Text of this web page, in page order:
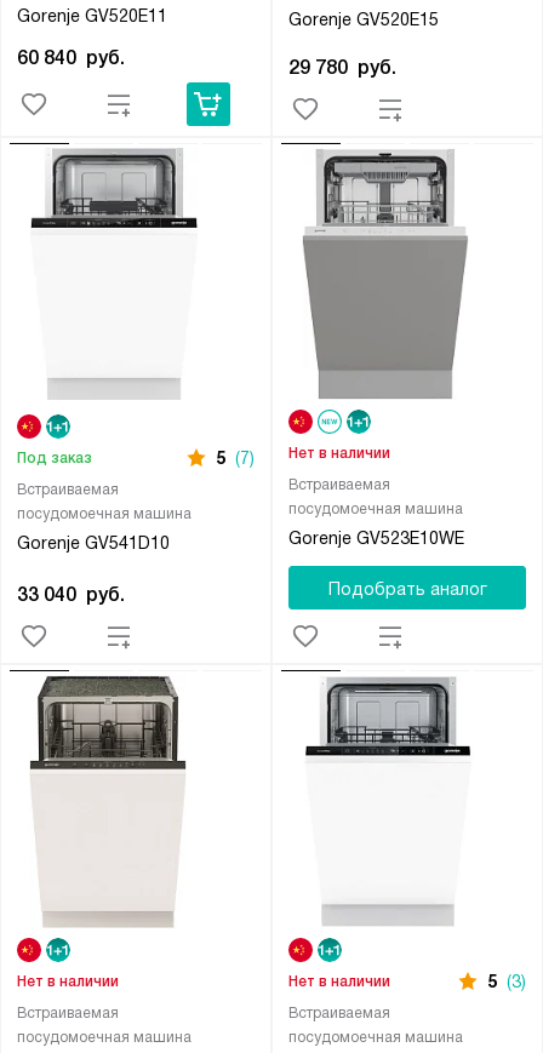
Gorenje GV520E11
60 840 руб.
Gorenje GV520E15
29 780 руб.
Встраиваемая
посудомоечная машина
Gorenje GV541D10
Под заказ 5 (7)
33 040 руб.
Встраиваемая
посудомоечная машина
Gorenje GV523E10WE
Нет в наличии
Подобрать аналог
Встраиваемая
посудомоечная машина
Нет в наличии
Встраиваемая
посудомоечная машина
Нет в наличии 5 (3)